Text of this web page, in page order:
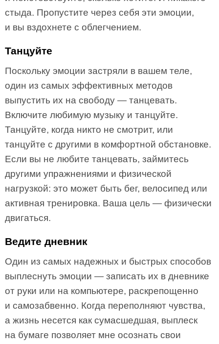
стыда. Пропустите через себя эти эмоции,
и вы вздохнете с облегчением.
Танцуйте
Поскольку эмоции застряли в вашем теле,
один из самых эффективных методов
выпустить их на свободу — танцевать.
Включите любимую музыку и танцуйте.
Танцуйте, когда никто не смотрит, или
танцуйте с другими в комфортной обстановке.
Если вы не любите танцевать, займитесь
другими упражнениями и физической
нагрузкой: это может быть бег, велосипед или
активная тренировка. Ваша цель — физически
двигаться.
Ведите дневник
Один из самых надежных и быстрых способов
выплеснуть эмоции — записать их в дневнике
от руки или на компьютере, раскрепощенно
и самозабвенно. Когда переполняют чувства,
а жизнь несется как сумасшедшая, выплеск
на бумаге позволяет мне осознать свои